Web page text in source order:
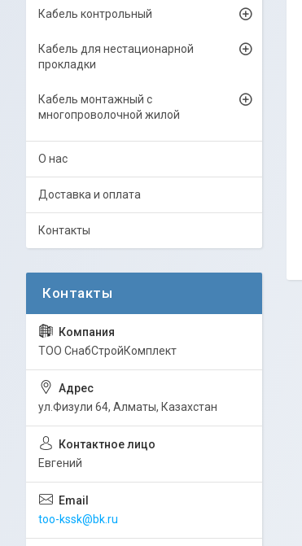
Кабель контрольный
Кабель для нестационарной
прокладки
Кабель монтажный с
многопроволочной жилой
О нас
Доставка и оплата
Контакты
ТОО СнабСтройКомплект
ул.Физули 64, Алматы, Казахстан
Евгений
too-kssk@bk.ru